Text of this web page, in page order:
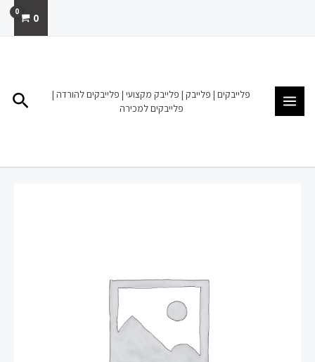
0
פלייבקים | פלייבק | פלייבק מקצועי | פלייבקים להורדה |
פלייבקים למכירה